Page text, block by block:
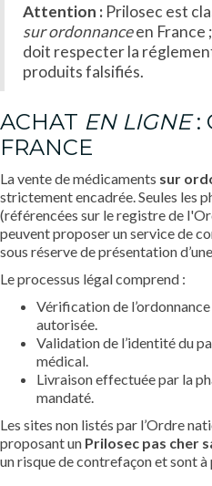
Attention : Prilosec est
sur ordonnanceen France
doit respecter la
produits falsifiés.
ACHAT EN LIGNE:
FRANCE
La vente de médicaments sur
strictement encadrée. Seules les
(référencées sur le registre de
peuvent proposer un service de
sous réserve de présentation
Le processus légal comprend :
Vérification de
autorisée.
Validation de l’identité du
médical.
Livraison effectuée par la
mandaté.
Les sites non listés par l’Ordre
proposant un Prilosec pas cher
un risque de contrefaçon et sont